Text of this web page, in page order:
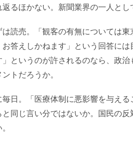
返るほかない。新聞業界の一人とし
は読売。「観客の有無については
お答えしかねます」という回答に
」というのが許されるのなら、政
ントだろうか。
毎日。「医療体制に悪影響を与え
と同じ言い分ではないか。国民の